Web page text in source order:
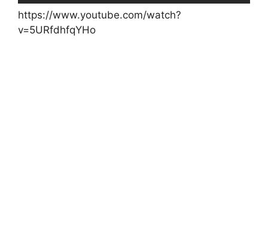
https://www.youtube.com/watch?
v=5URfdhfqYHo